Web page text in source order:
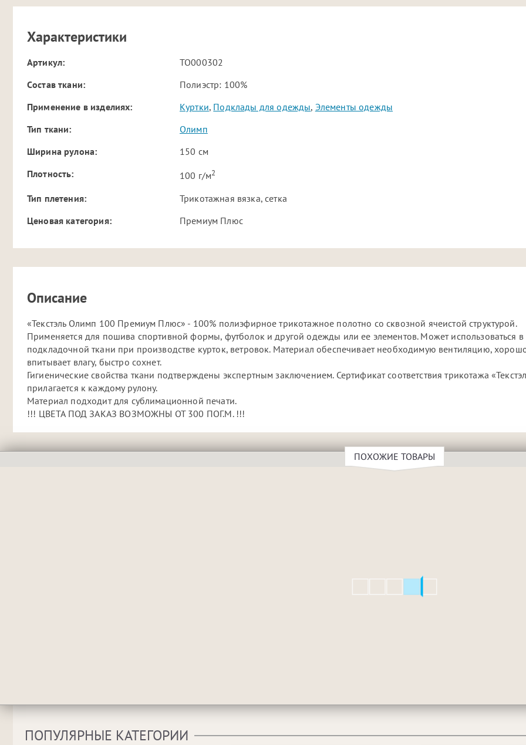
Характеристики
Артикул:
TO000302
Cостав ткани:
Полиэстр: 100%
Применение в изделиях:
Куртки, Подклады для одежды, Элементы одежды
Тип ткани:
Олимп
Ширина рулона:
150 см
Плотность:
100 г/м2
Тип плетения:
Трикотажная вязка, сетка
Ценовая категория:
Премиум Плюс
Описание
«Текстэль Олимп 100 Премиум Плюс» - 100% полиэфирное трикотажное полотно со сквозной ячеистой структурой.
Применяется для пошива спортивной формы, футболок и другой одежды или ее элементов. Может использоваться в
подкладочной ткани при производстве курток, ветровок. Материал обеспечивает необходимую вентиляцию,
впитывает влагу, быстро сохнет.
Гигиенические свойства ткани подтверждены экспертным заключением. Сертификат соответствия трикотажа
прилагается к каждому рулону.
Материал подходит для сублимационной печати.
!!! ЦВЕТА ПОД ЗАКАЗ ВОЗМОЖНЫ ОТ 300 ПОГ.М. !!!
ПОХОЖИЕ ТОВАРЫ
ПОПУЛЯРНЫЕ КАТЕГОРИИ